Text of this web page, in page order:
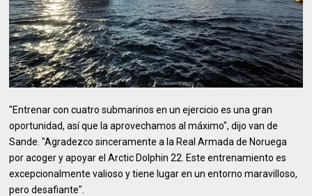
"Entrenar con cuatro submarinos en un ejercicio es una gran
oportunidad, así que la aprovechamos al máximo", dijo van de
Sande. "Agradezco sinceramente a la Real Armada de Noruega
por acoger y apoyar el Arctic Dolphin 22. Este entrenamiento es
excepcionalmente valioso y tiene lugar en un entorno maravilloso,
pero desafiante".